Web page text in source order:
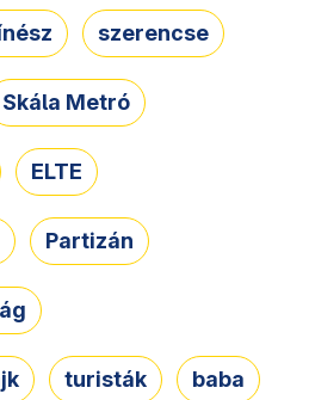
szerencse
Skála Metró
ELTE
Partizán
turisták baba